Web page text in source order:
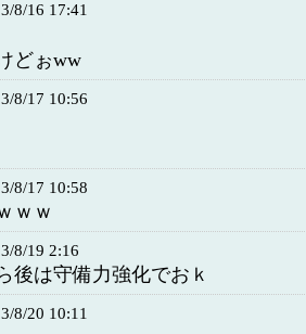
8/16 17:41
どぉww
8/17 10:56
8/17 10:58
ｗｗ
8/19 2:16
後は守備力強化でおｋ
8/20 10:11